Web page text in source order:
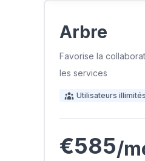
Arbre
Favorise la
les services
Utilisateurs illimités
€585/